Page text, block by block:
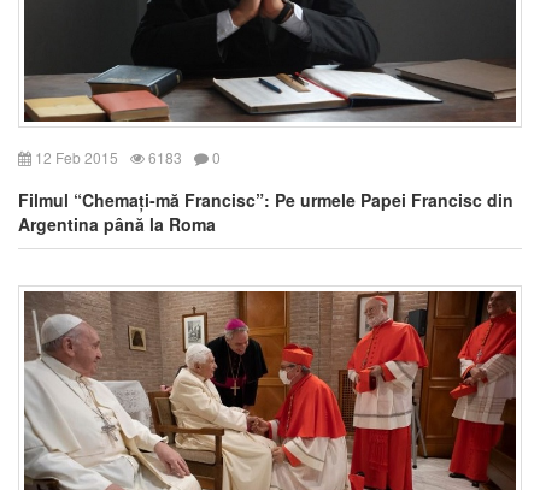
12 Feb 2015 6183 0
Filmul “Chemați-mă Francisc”: Pe urmele Papei Francisc din
Argentina până la Roma